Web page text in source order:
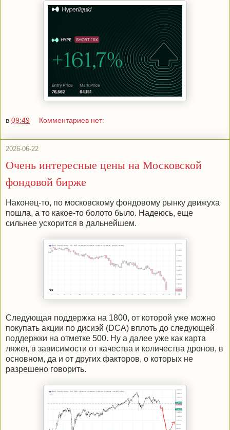
в 09:49 Комментариев нет:
2026-06-22
Очень интересные цены на Московской
фондовой бирже
Наконец-то, по московскому фондовому рынку движуха
пошла, а то какое-то болото было. Надеюсь, еще
сильнее ускорится в дальнейшем.
Следующая поддержка на 1800, от которой уже можно
покупать акции по дисиэй (DCA) вплоть до следующей
поддержки на отметке 500. Ну а далее уже как карта
ляжет, в зависимости от качества и количества дронов, в
основном, да и от других факторов, о которых не
разрешено говорить.